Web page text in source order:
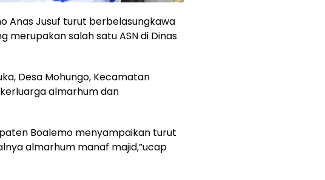
Anas Jusuf turut berbelasungkawa
merupakan salah satu ASN di Dinas
Desa Mohungo, Kecamatan
almarhum dan
Boalemo menyampaikan turut
almarhum manaf majid,”ucap